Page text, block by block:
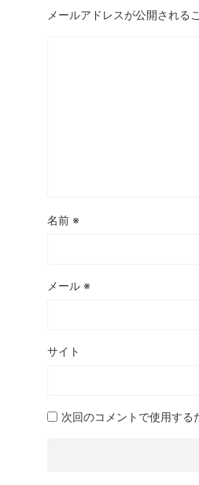
メールアドレスが公開される
名前 ※
メール ※
サイト
次回のコメントで使用する